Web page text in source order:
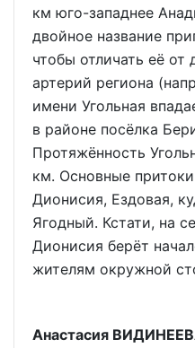
км юго-западнее
двойное название
чтобы отличать её
артерий региона
имени Угольная
в районе посёлка
Протяжённость
км. Основные
Дионисия, Ездовая,
Ягодный. Кстати, на
Дионисия берёт
жителям окружной
Анастасия